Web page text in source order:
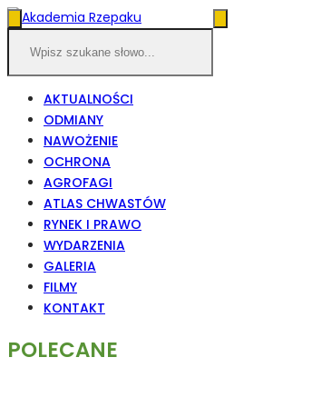
AKTUALNOŚCI
ODMIANY
NAWOŻENIE
OCHRONA
AGROFAGI
ATLAS CHWASTÓW
RYNEK I PRAWO
WYDARZENIA
GALERIA
FILMY
KONTAKT
POLECANE